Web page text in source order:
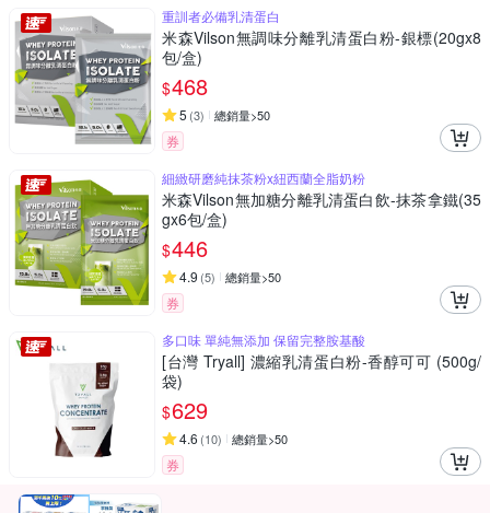
重訓者必備乳清蛋白
米森Vilson無調味分離乳清蛋白粉-銀標(20gx8
包/盒)
$468
5 (3) 總銷量>50
券
細緻研磨純抹茶粉x紐西蘭全脂奶粉
米森Vilson無加糖分離乳清蛋白飲-抹茶拿鐵(35
gx6包/盒)
$446
4.9 (5) 總銷量>50
券
多口味 單純無添加 保留完整胺基酸
[台灣 Tryall] 濃縮乳清蛋白粉-香醇可可 (500g/
袋)
$629
4.6 (10) 總銷量>50
券